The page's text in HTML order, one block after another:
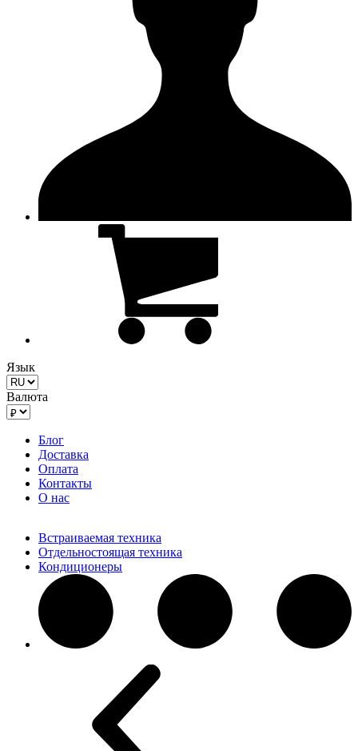
Язык
Валюта
Блог
Доставка
Оплата
Контакты
О нас
Встраиваемая техника
Отдельностоящая техника
Кондиционеры